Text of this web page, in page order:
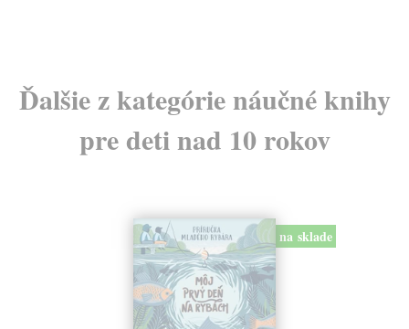
Ďalšie z kategórie náučné knihy
pre deti nad 10 rokov
na sklade